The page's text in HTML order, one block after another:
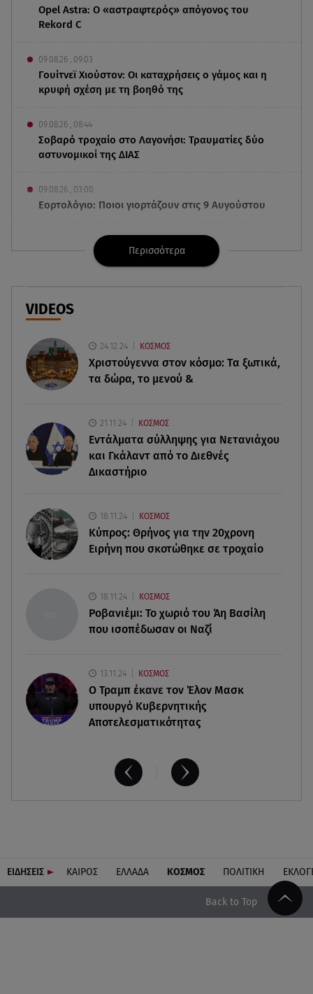
Opel Astra: Ο «αστραφτερός» απόγονος του
Rekord C
09.08.26 , 09:03
Γουίτνεϊ Χιούστον: Οι καταχρήσεις ο γάμος και η
κρυφή σχέση με τη βοηθό της
09.08.26 , 08:44
Σοβαρό τροχαίο στο Λαγονήσι: Τραυματίες δύο
αστυνομικοί της ΔΙΑΣ
09.08.26 , 03:00
Εορτολόγιο: Ποιοι γιορτάζουν στις 9 Αυγούστου
Αττική: Μπαράζ διαρρήξεων – Λεία 70.000 ευρώ
από μεζονέτα
08.08.26 , 23:30
Greek Mafia: Χειροπέδες σε «Πίτμπουλ» και
«Μπουλντόγκ»
08.08.26 , 23:00
Στενά του Ορμούζ: Στο Ιράν ο έλεγχος της
08.08.26 , 22:45
Κρήτη: Τι απαντά η ΕΛ.ΑΣ. για το βίντεο με τον
μεθυσμένο τουρίστα
Αλεξανδρούπολη: Ανασύρθηκε χωρίς τις
αισθήσεις του ηλικιωμένος από πηγάδι
δηλητηρίασαν δύο δέντρα
Περισσότερα
VIDEOS
24.12.24 ΚΟΣΜΟΣ
Χριστούγεννα στον κόσμο: Tα ξωτικά,
τα δώρα, το μενού &
21.11.24 ΚΟΣΜΟΣ
Εντάλματα σύλληψης για Νετανιάχου
και Γκάλαντ από το Διεθνές
Δικαστήριο
18.11.24 ΚΟΣΜΟΣ
Κύπρος: Θρήνος για την 20χρονη
Ειρήνη που σκοτώθηκε σε τροχαίο
18.11.24 ΚΟΣΜΟΣ
Ροβανιέμι: Το χωριό του Άη Βασίλη
που ισοπέδωσαν οι Ναζί
13.11.24 ΚΟΣΜΟΣ
O Τραμπ έκανε τον Έλον Μασκ
υπουργό Κυβερνητικής
Αποτελεσματικότητας
ΕΙΔΗΣΕΙΣ ΚΑΙΡΟΣ ΕΛΛΑΔΑ ΚΟΣΜΟΣ ΠΟΛΙΤΙΚΗ
Back to Top